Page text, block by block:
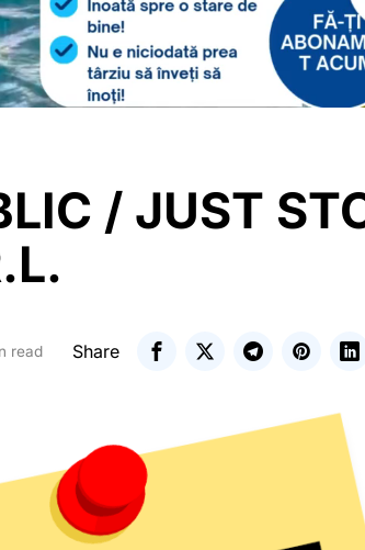
/ JUST
read Share